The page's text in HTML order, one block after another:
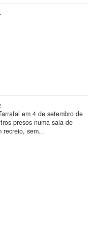
em 4 de setembro de
presos numa sala de
recreio, sem…